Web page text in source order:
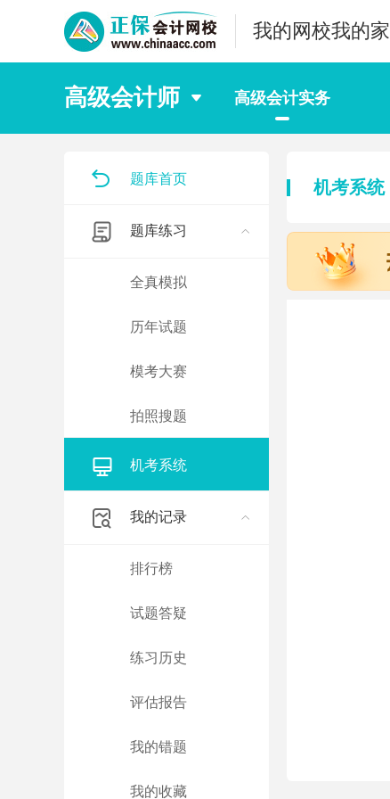
我的网校我的家
高级会计师 高级会计实务
题库首页
题库练习
全真模拟
历年试题
模考大赛
拍照搜题
机考系统
我的记录
排行榜
试题答疑
练习历史
评估报告
我的错题
我的收藏
机考系统